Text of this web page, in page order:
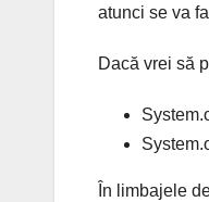
atunci se va
Dacă vrei să
În limbajele